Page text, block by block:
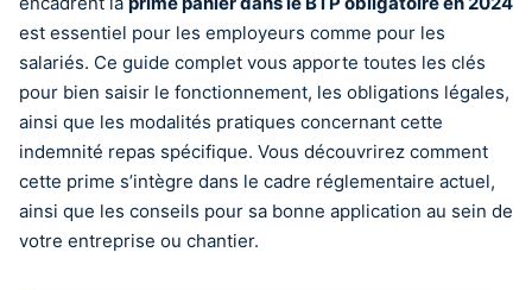
est essentiel pour les employeurs comme pour les
salariés. Ce guide complet vous apporte toutes les clés
pour bien saisir le fonctionnement, les obligations légales,
ainsi que les modalités pratiques concernant cette
indemnité repas spécifique. Vous découvrirez comment
cette prime s’intègre dans le cadre réglementaire actuel,
ainsi que les conseils pour sa bonne application au sein de
votre entreprise ou chantier.